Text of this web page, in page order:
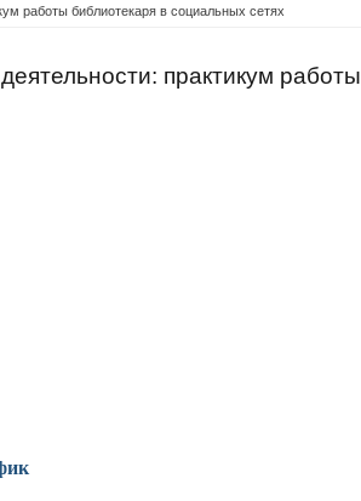
работы библиотекаря в социальных сетях
практикум работы